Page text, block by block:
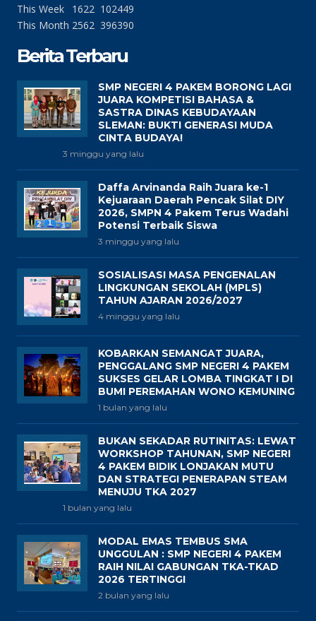
This Week
1622 102449
This Month 2562 396390
Berita Terbaru
SMP NEGERI 4 PAKEM BORONG LAGI
JUARA KOMPETISI BAHASA &
SASTRA DINAS KEBUDAYAAN
SLEMAN: BUKTI GENERASI MUDA
CINTA BUDAYA!
3 minggu yang lalu
Daffa Arvinanda Raih Juara ke-1
Kejuaraan Daerah Pencak Silat DIY
2026, SMPN 4 Pakem Terus Wadahi
Potensi Terbaik Siswa
3 minggu yang lalu
SOSIALISASI MASA PENGENALAN
LINGKUNGAN SEKOLAH (MPLS)
TAHUN AJARAN 2026/2027
4 minggu yang lalu
KOBARKAN SEMANGAT JUARA,
PENGGALANG SMP NEGERI 4 PAKEM
SUKSES GELAR LOMBA TINGKAT I DI
BUMI PEREMAHAN WONO KEMUNING
1 bulan yang lalu
BUKAN SEKADAR RUTINITAS: LEWAT
WORKSHOP TAHUNAN, SMP NEGERI
4 PAKEM BIDIK LONJAKAN MUTU
DAN STRATEGI PENERAPAN STEAM
MENUJU TKA 2027
1 bulan yang lalu
MODAL EMAS TEMBUS SMA
UNGGULAN : SMP NEGERI 4 PAKEM
RAIH NILAI GABUNGAN TKA-TKAD
2026 TERTINGGI
2 bulan yang lalu